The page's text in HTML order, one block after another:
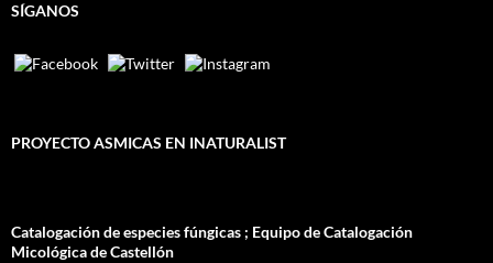
SÍGANOS
PROYECTO ASMICAS EN INATURALIST
Catalogación de especies fúngicas ; Equipo de Catalogación
Micológica de Castellón